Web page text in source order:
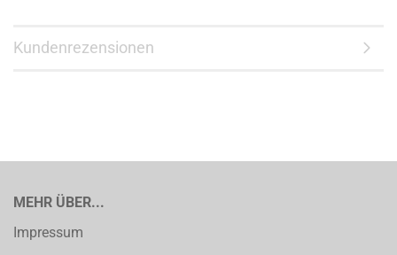
Kundenrezensionen
MEHR ÜBER...
Impressum